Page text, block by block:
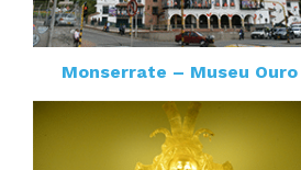
Monserrate – Museu Ouro